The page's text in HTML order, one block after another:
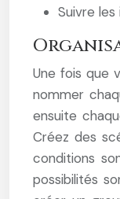
Suivre les
Une fois que
nommer
ensuite
Créez des
conditions
possibilités